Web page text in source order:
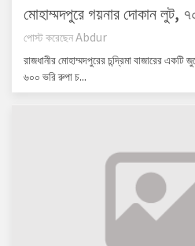
মোহাম্মদপুরে গয়নার দোকান লুট,
পোস্ট করেছেনAbdur
রাজধানীর মোহাম্মদপুরের চন্দ্রিমা বাজারের
৬০০ ভরি রুপা চ...